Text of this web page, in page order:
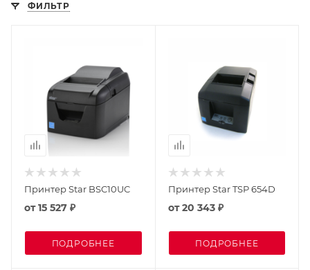
ФИЛЬТР
Принтер Star BSC10UC
от15 527 ₽
ПОДРОБНЕЕ
Принтер Star TSP 654D
от20 343 ₽
ПОДРОБНЕЕ